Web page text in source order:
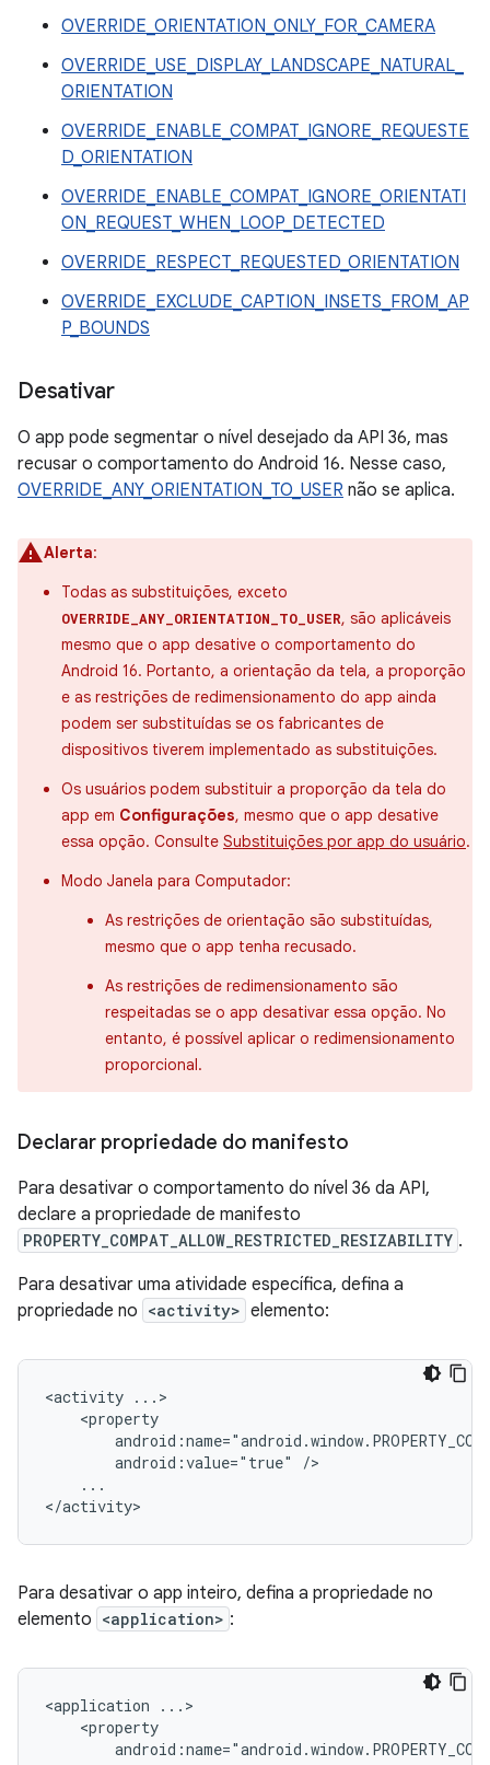
OVERRIDE_ORIENTATION_ONLY_FOR_CAMERA
OVERRIDE_USE_DISPLAY_LANDSCAPE_NATURAL_
ORIENTATION
OVERRIDE_ENABLE_COMPAT_IGNORE_REQUESTE
D_ORIENTATION
OVERRIDE_ENABLE_COMPAT_IGNORE_ORIENTATI
ON_REQUEST_WHEN_LOOP_DETECTED
OVERRIDE_RESPECT_REQUESTED_ORIENTATION
OVERRIDE_EXCLUDE_CAPTION_INSETS_FROM_AP
P_BOUNDS
Desativar
O app pode segmentar o nível desejado da API 36, mas
recusar o comportamento do Android 16. Nesse caso,
OVERRIDE_ANY_ORIENTATION_TO_USER não se aplica.
Alerta:
Todas as substituições, exceto
OVERRIDE_ANY_ORIENTATION_TO_USER, são aplicáveis
mesmo que o app desative o comportamento do
Android 16. Portanto, a orientação da tela, a proporção
e as restrições de redimensionamento do app ainda
podem ser substituídas se os fabricantes de
dispositivos tiverem implementado as substituições.
Os usuários podem substituir a proporção da tela do
app em Configurações, mesmo que o app desative
essa opção. Consulte Substituições por app do usuário.
Modo Janela para Computador:
As restrições de orientação são substituídas,
mesmo que o app tenha recusado.
As restrições de redimensionamento são
respeitadas se o app desativar essa opção. No
entanto, é possível aplicar o redimensionamento
proporcional.
Declarar propriedade do manifesto
Para desativar o comportamento do nível 36 da API,
declare a propriedade de manifesto
PROPERTY_COMPAT_ALLOW_RESTRICTED_RESIZABILITY .
Para desativar uma atividade específica, defina a
propriedade no <activity> elemento:
<activity
android:value="true"
...
Para desativar o app inteiro, defina a propriedade no
elemento <application> :
<application